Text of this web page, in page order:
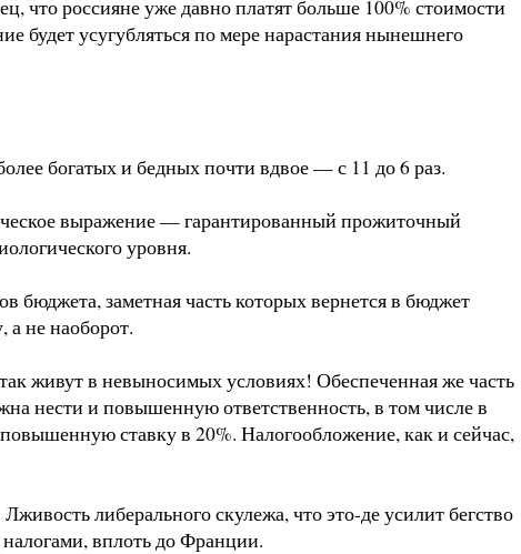
что россияне уже давно платят больше 100% стоимости
будет усугубляться по мере нарастания нынешнего
богатых и бедных почти вдвое — с 11 до 6 раз.
выражение — гарантированный прожиточный
уровня.
бюджета, заметная часть которых вернется в бюджет
а не наоборот.
живут в невыносимых условиях! Обеспеченная же часть
нести и повышенную ответственность, в том числе в
ставку в 20%. Налогообложение, как и сейчас,
либерального скулежа, что это-де усилит бегство
вплоть до Франции.